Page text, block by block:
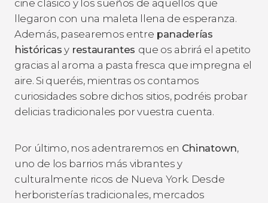
cine clásico y los sueños de aquellos que
llegaron con una maleta llena de esperanza.
Además, pasearemos entre panaderías
históricas y restaurantes que os abrirá el apetito
gracias al aroma a pasta fresca que impregna el
aire. Si queréis, mientras os contamos
curiosidades sobre dichos sitios, podréis probar
delicias tradicionales por vuestra cuenta.
Por último, nos adentraremos en Chinatown,
uno de los barrios más vibrantes y
culturalmente ricos de Nueva York. Desde
herboristerías tradicionales, mercados